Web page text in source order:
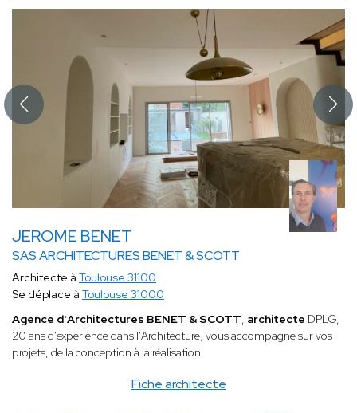
JEROME BENET
SAS ARCHITECTURES BENET & SCOTT
Fiche architecte
Architecte à Toulouse 31100
Se déplace à Toulouse 31000
Agence d'Architectures BENET & SCOTT, architecte DPLG,
20 ans d'expérience dans l'Architecture, vous accompagne sur vos
projets, de la conception à la réalisation.